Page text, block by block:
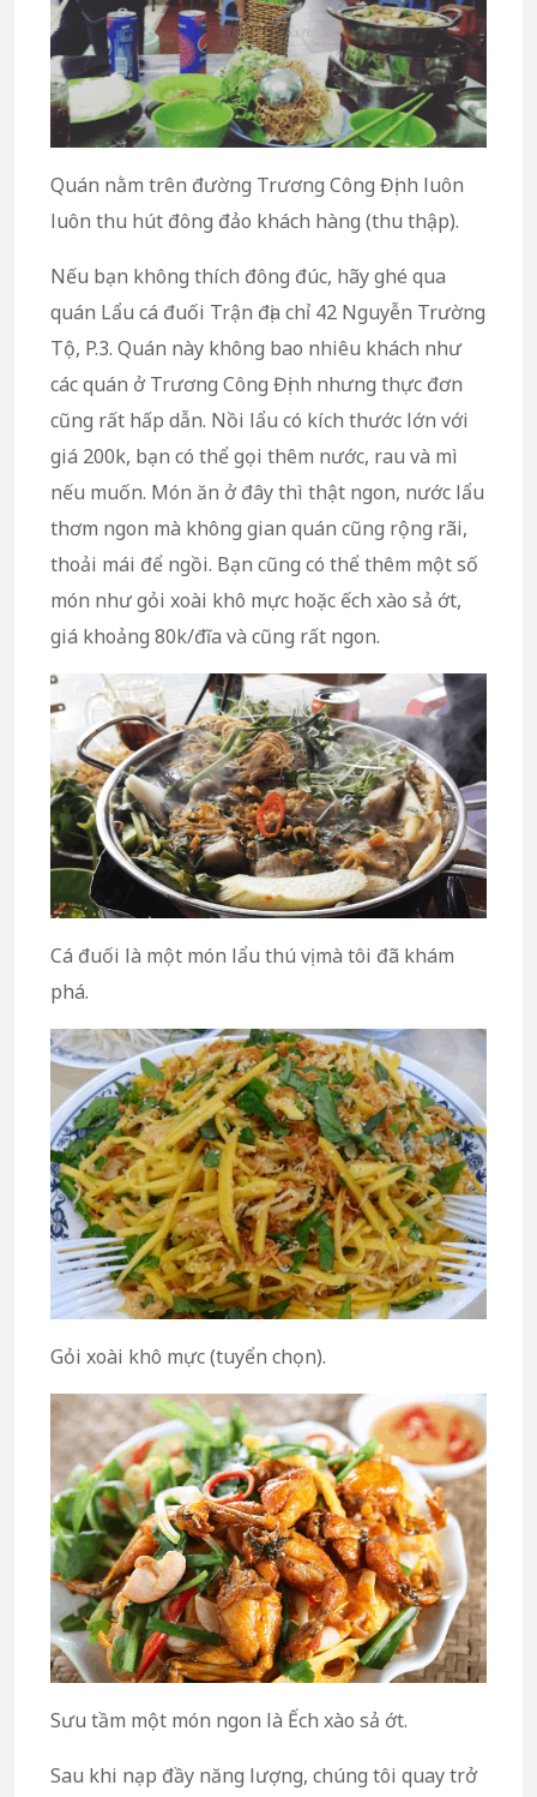
Quán nằm trên đường Trương Công Định luôn
luôn thu hút đông đảo khách hàng (thu thập).
Nếu bạn không thích đông đúc, hãy ghé qua
quán Lẩu cá đuối Trận địa chỉ 42 Nguyễn Trường
Tộ, P.3. Quán này không bao nhiêu khách như
các quán ở Trương Công Định nhưng thực đơn
cũng rất hấp dẫn. Nồi lẩu có kích thước lớn với
giá 200k, bạn có thể gọi thêm nước, rau và mì
nếu muốn. Món ăn ở đây thì thật ngon, nước lẩu
thơm ngon mà không gian quán cũng rộng rãi,
thoải mái để ngồi. Bạn cũng có thể thêm một số
món như gỏi xoài khô mực hoặc ếch xào sả ớt,
giá khoảng 80k/đĩa và cũng rất ngon.
Cá đuối là một món lẩu thú vị mà tôi đã khám
phá.
Gỏi xoài khô mực (tuyển chọn).
Sưu tầm một món ngon là Ếch xào sả ớt.
Sau khi nạp đầy năng lượng, chúng tôi quay trở